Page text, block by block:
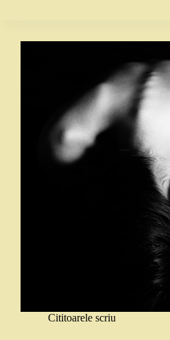
Cititoarele scriu